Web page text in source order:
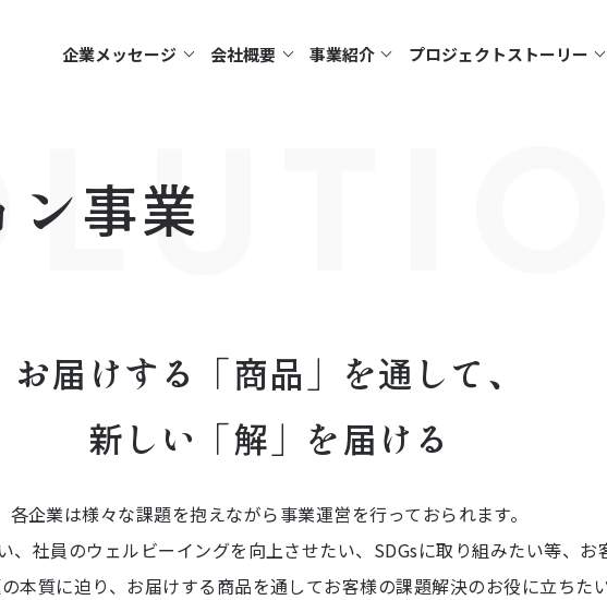
企業メッセージ 会社概要 事業紹介 プロジェクトストーリー
事業
お届けする「商品」を通して、
新しい「解」を届ける
各企業は様々な課題を抱えながら事業運営を行っておられます。
、社員のウェルビーイングを向上させたい、SDGsに取り組みたい等、お
本質に迫り、お届けする商品を通してお客様の課題解決のお役に立ちたい